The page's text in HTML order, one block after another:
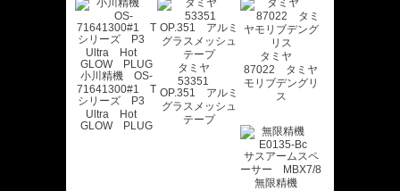
小川精機 OS-
71641300#1 T
シリーズ P3
Ultra Hot
GLOW PLUG
タミヤ
53351
OP.351 アルミ
グラスメッシュ
テープ
タミヤ
87022 タミヤ
モリブデングリ
ス
無限精機